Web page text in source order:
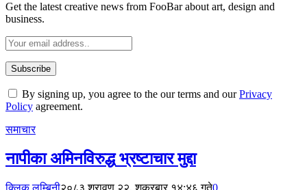
Get the latest creative news from FooBar about art, design and
business.
By signing up, you agree to the our terms and ourPrivacy
Policy agreement.
समाचार
नापीका अमिनविरुद्ध भ्रष्टाचार मुद्दा
क्लिक लुम्बिनी२०८३ श्रावण २२, शुक्रबार १४:४६ गते0